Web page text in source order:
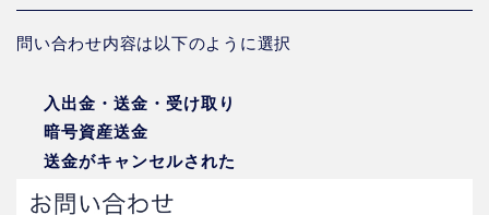
問い合わせ内容は以下のように選択
入出金・送金・受け取り
暗号資産送金
送金がキャンセルされた